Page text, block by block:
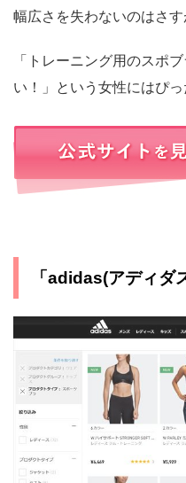
幅広さを失わないのはさす
「トレーニング用のスポ
い！」という女性にはぴっ
「adidas(アディダ